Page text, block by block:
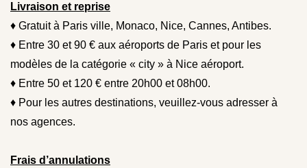
Livraison et reprise
♦ Gratuit à Paris ville, Monaco, Nice, Cannes, Antibes.
♦ Entre 30 et 90 € aux aéroports de Paris et pour les
modèles de la catégorie « city » à Nice aéroport.
♦ Entre 50 et 120 € entre 20h00 et 08h00.
♦ Pour les autres destinations, veuillez-vous adresser à
nos agences.
Frais d’annulations